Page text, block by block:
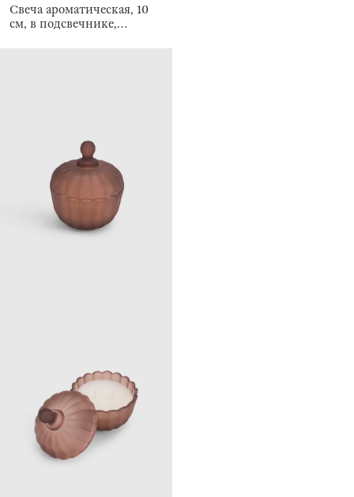
Свеча ароматическая, 10
см, в подсвечнике,